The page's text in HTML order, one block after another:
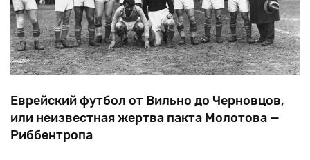
Еврейский футбол от Вильно до Черновцов,
или неизвестная жертва пакта Молотова —
Риббентропа